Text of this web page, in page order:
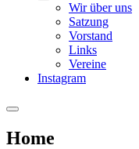
Wir über uns
Satzung
Vorstand
Links
Vereine
Instagram
Home